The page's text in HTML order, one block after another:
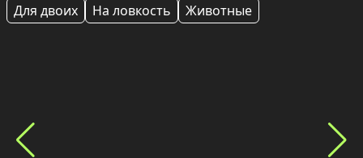
Для двоих
На ловкость Животные